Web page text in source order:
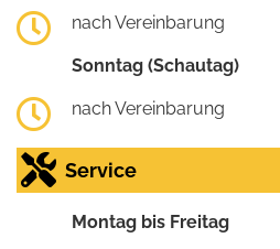
nach Vereinbarung
Sonntag (Schautag)
nach Vereinbarung
Service
Montag bis Freitag